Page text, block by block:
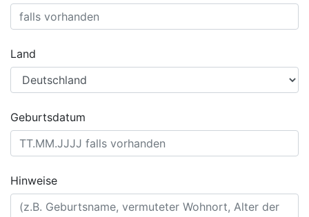
Land
Geburtsdatum
Hinweise